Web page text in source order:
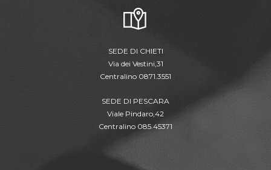
SEDE DI CHIETI
Via dei Vestini,31
Centralino 0871.3551
SEDE DI PESCARA
Viale Pindaro,42
Centralino 085.45371